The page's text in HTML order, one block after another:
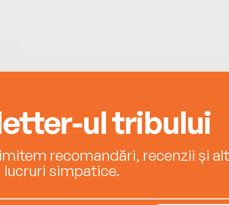
ul tribului
recomandări, recenzii și
lucruri simpatice.